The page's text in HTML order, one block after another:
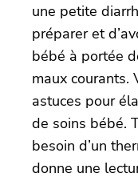
une petite
préparer et
bébé à portée
maux courants.
astuces pour
de soins bébé.
besoin d’un
donne une